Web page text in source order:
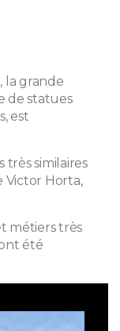
la grande
de statues
est
similaires
Victor Horta,
métiers très
été